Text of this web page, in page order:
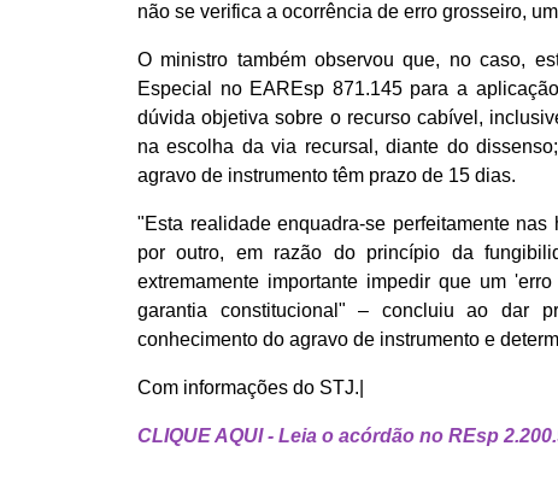
não se verifica a ocorrência de erro grosseiro,
O ministro também observou que, no caso,
Especial no EAREsp 871.145 para a
dúvida objetiva sobre o recurso cabível,
na escolha da via recursal, diante do
agravo de instrumento têm prazo de 15 dias.
"Esta realidade enquadra-se perfeitamente
por outro, em razão do princípio da
extremamente importante impedir que um
garantia constitucional" – concluiu ao dar
conhecimento do agravo de instrumento e
Com informações do STJ.|
CLIQUE AQUI - Leia o acórdão no REsp